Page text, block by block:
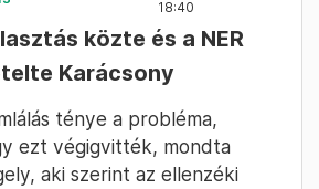
18:40
közte és a NER
Karácsony
ténye a probléma,
ezt végigvitték, mondta
aki szerint az ellenzéki